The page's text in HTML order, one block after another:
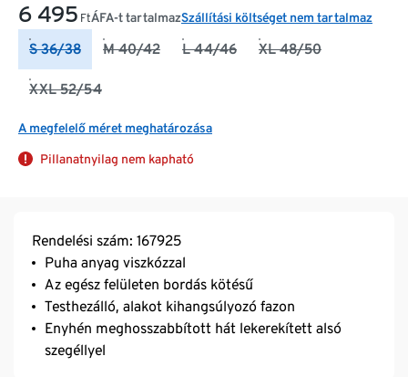
6 495 FtÁFA-t tartalmazSzállítási költséget nem tartalmaz
S 36/38 M 40/42 L 44/46 XL 48/50
XXL 52/54
A megfelelő méret meghatározása
Pillanatnyilag nem kapható
Rendelési szám: 167925
Puha anyag viszkózzal
Az egész felületen bordás kötésű
Testhezálló, alakot kihangsúlyozó fazon
Enyhén meghosszabbított hát lekerekített alsó
szegéllyel